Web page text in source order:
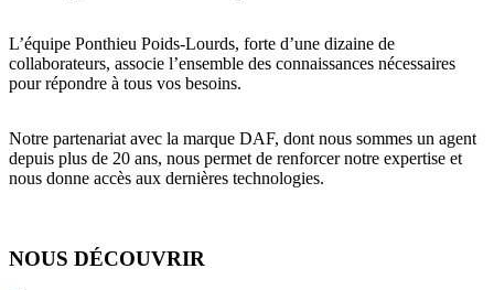
Texte
L’équipe Ponthieu Poids-Lourds, forte d’une dizaine de
collaborateurs, associe l’ensemble des connaissances nécessaires
pour répondre à tous vos besoins.
Texte
Notre partenariat avec la marque DAF, dont nous sommes un agent
depuis plus de 20 ans, nous permet de renforcer notre expertise et
nous donne accès aux dernières technologies.
NOUS DÉCOUVRIR